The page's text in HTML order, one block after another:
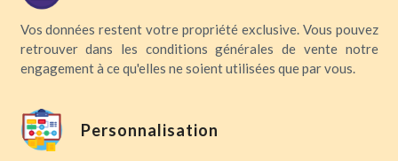
Vos données restent votre propriété exclusive. Vous pouvez
retrouver dans les conditions générales de vente notre
engagement à ce qu'elles ne soient utilisées que par vous.
Personnalisation